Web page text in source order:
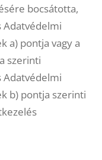
bocsátotta,
Adatvédelmi
a) pontja vagy a
szerinti
Adatvédelmi
b) pontja szerinti